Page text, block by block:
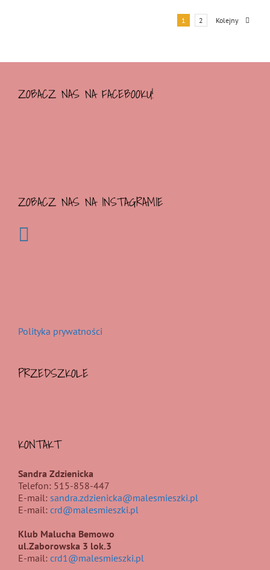
1 2 Kolejny
ZOBACZ NAS NA FACEBOOKU!
ZOBACZ NAS NA INSTAGRAMIE
Polityka prywatności
PRZEDSZKOLE
KONTAKT
Sandra Zdzienicka
Telefon: 515-858-447
E-mail: sandra.zdzienicka@malesmieszki.pl
E-mail: crd@malesmieszki.pl
Klub Malucha Bemowo
ul.Zaborowska 3 lok.3
E-mail: crd1@malesmieszki.pl